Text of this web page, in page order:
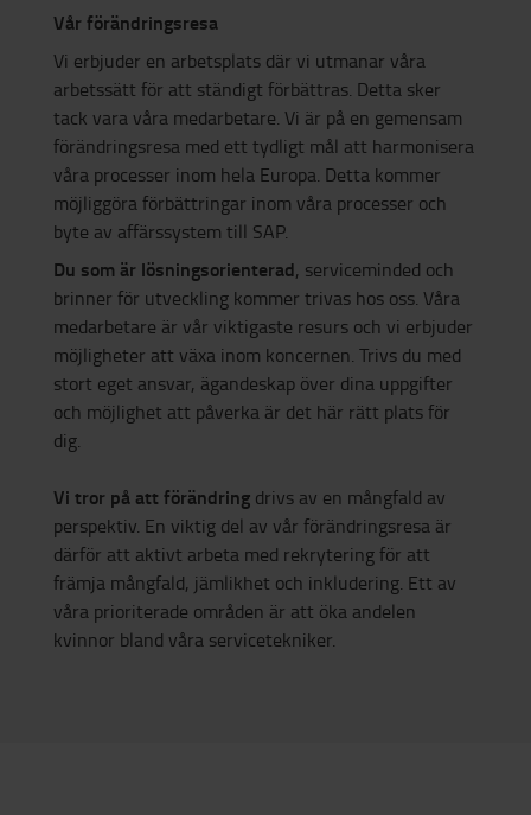
Vår förändringsresa
Vi erbjuder en arbetsplats där vi utmanar våra
arbetssätt för att ständigt förbättras. Detta sker
tack vara våra medarbetare. Vi är på en gemensam
förändringsresa med ett tydligt mål att harmonisera
våra processer inom hela Europa. Detta kommer
möjliggöra förbättringar inom våra processer och
byte av affärssystem till SAP.
Du som är lösningsorienterad, serviceminded och
brinner för utveckling kommer trivas hos oss. Våra
medarbetare är vår viktigaste resurs och vi erbjuder
möjligheter att växa inom koncernen. Trivs du med
stort eget ansvar, ägandeskap över dina uppgifter
och möjlighet att påverka är det här rätt plats för
dig.
Vi tror på att förändring drivs av en mångfald av
perspektiv. En viktig del av vår förändringsresa är
därför att aktivt arbeta med rekrytering för att
främja mångfald, jämlikhet och inkludering. Ett av
våra prioriterade områden är att öka andelen
kvinnor bland våra servicetekniker.